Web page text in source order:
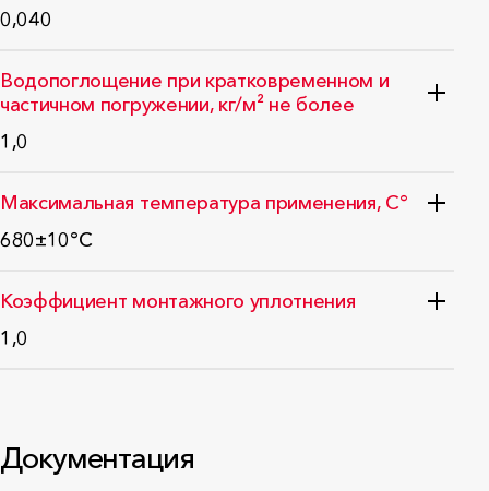
0,040
Водопоглощение при кратковременном и
частичном погружении, кг/м² не более
1,0
Максимальная температура применения, С°
680±10°C
Коэффициент монтажного уплотнения
1,0
Документация